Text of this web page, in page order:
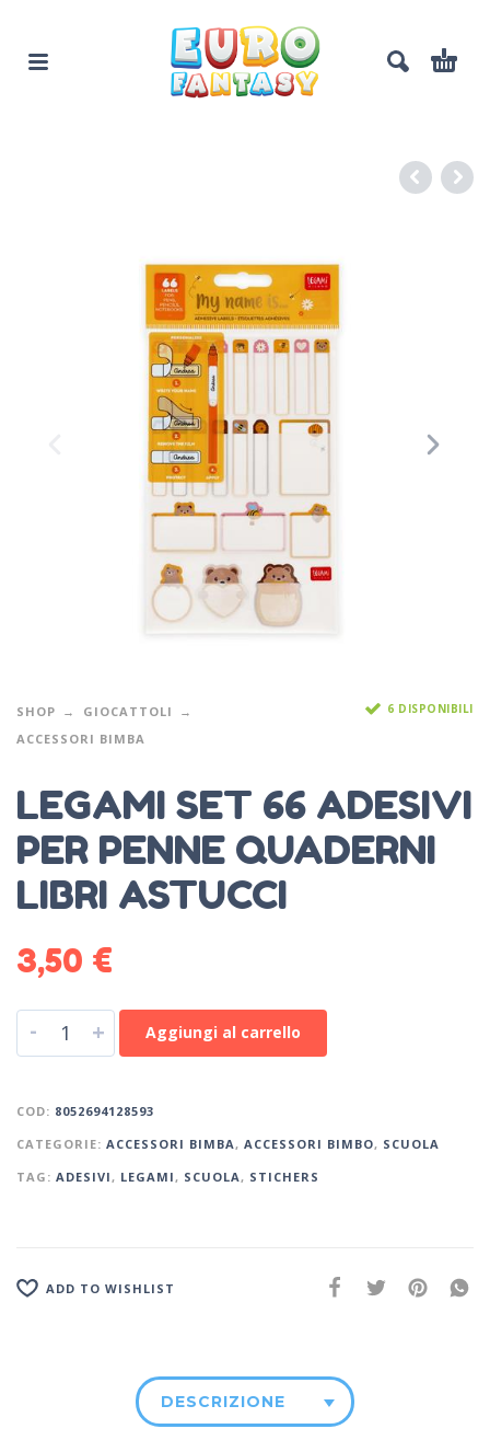
SHOP
GIOCATTOLI
ACCESSORI BIMBA
6 DISPONIBILI
LEGAMI SET 66 ADESIVI
PER PENNE QUADERNI
LIBRI ASTUCCI
3,50 €
- + Aggiungi al carrello
COD: 8052694128593
CATEGORIE: ACCESSORI BIMBA , ACCESSORI BIMBO, SCUOLA
TAG: ADESIVI , LEGAMI , SCUOLA , STICHERS
ADD TO WISHLIST
DESCRIZIONE